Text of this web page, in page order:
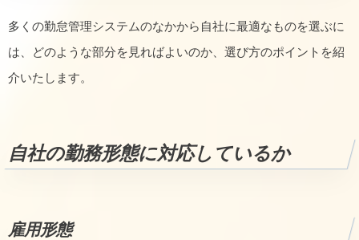
多くの勤怠管理システムのなかから自社に最適なものを選ぶに
は、どのような部分を見ればよいのか、選び方のポイントを紹
介いたします。
自社の勤務形態に対応しているか
雇用形態